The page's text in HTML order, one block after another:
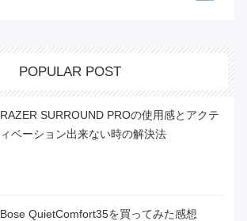
POPULAR POST
RAZER SURROUND PROの使用感とアクテ
ィベーション出来ない時の解決法
Bose QuietComfort35を買ってみた感想